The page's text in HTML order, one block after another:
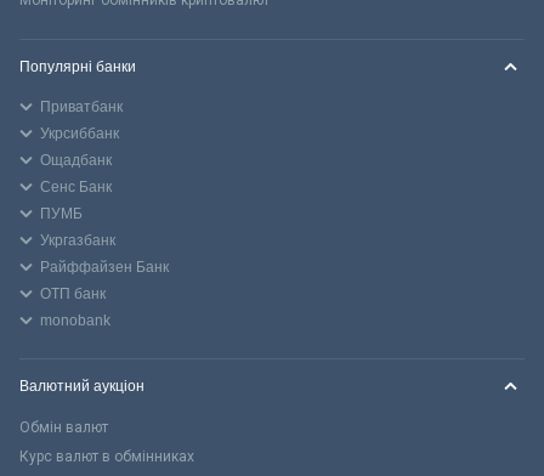
Популярні банки
Приватбанк
Укрсиббанк
Ощадбанк
Сенс Банк
ПУМБ
Укргазбанк
Райффайзен Банк
ОТП банк
monobank
Валютний аукціон
Обмін валют
Курс валют в обмінниках